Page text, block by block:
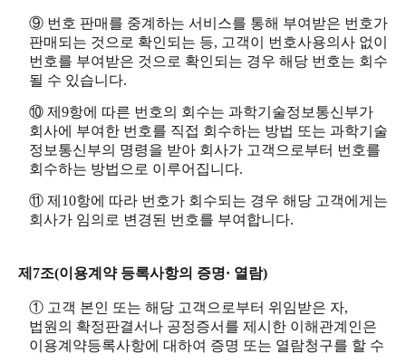
⑨ 번호 판매를 중계하는 서비스를 통해 부여받은 번호가
판매되는 것으로 확인되는 등, 고객이 번호사용의사 없이
번호를 부여받은 것으로 확인되는 경우 해당 번호는 회수
될 수 있습니다.
⑩ 제9항에 따른 번호의 회수는 과학기술정보통신부가
회사에 부여한 번호를 직접 회수하는 방법 또는 과학기술
정보통신부의 명령을 받아 회사가 고객으로부터 번호를
회수하는 방법으로 이루어집니다.
⑪ 제10항에 따라 번호가 회수되는 경우 해당 고객에게는
회사가 임의로 변경된 번호를 부여합니다.
제7조(이용계약 등록사항의 증명· 열람)
① 고객 본인 또는 해당 고객으로부터 위임받은 자,
법원의 확정판결서나 공정증서를 제시한 이해관계인은
이용계약등록사항에 대하여 증명 또는 열람청구를 할 수